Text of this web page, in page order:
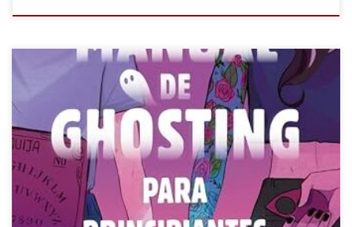
Molino publica Manual de ghosting para principiantes de Clara
Duarte. Desde los millennials hasta la generación Z, nos hemos
acostumbrado a desmembrar las obras por referencias
señaladísimas, pequeños memes reconocibles. Debido a la gran
cantidad de narrativas en diferentes formatos que existen, los
elementos transtextuales se están convirtiendo en nichos […]